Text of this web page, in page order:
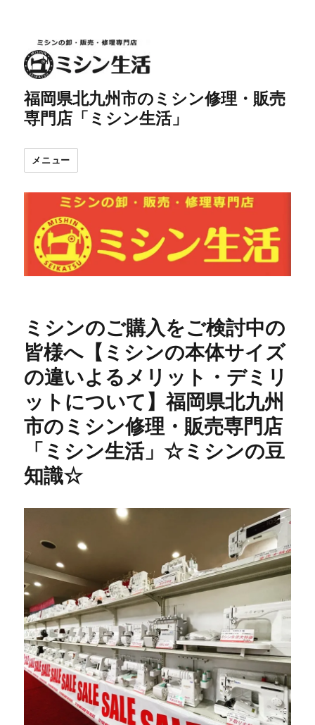
福岡県北九州市のミシン修理・販売
専門店「ミシン生活」
メニュー
ミシンのご購入をご検討中の
皆様へ【ミシンの本体サイズ
の違いよるメリット・デミリ
ットについて】福岡県北九州
市のミシン修理・販売専門店
「ミシン生活」☆ミシンの豆
知識☆